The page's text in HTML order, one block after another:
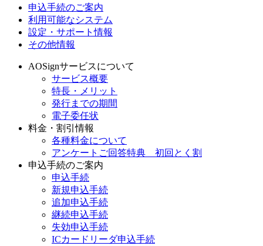
申込手続のご案内
利用可能なシステム
設定・サポート情報
その他情報
AOSignサービスについて
サービス概要
特長・メリット
発行までの期間
電子委任状
料金・割引情報
各種料金について
アンケートご回答特典 初回とく割
申込手続のご案内
申込手続
新規申込手続
追加申込手続
継続申込手続
失効申込手続
ICカードリーダ申込手続